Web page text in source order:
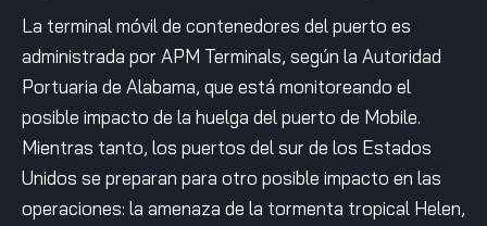
La terminal móvil de contenedores del puerto es
administrada por APM Terminals, según la Autoridad
Portuaria de Alabama, que está monitoreando el
posible impacto de la huelga del puerto de Mobile.
Mientras tanto, los puertos del sur de los Estados
Unidos se preparan para otro posible impacto en las
operaciones: la amenaza de la tormenta tropical Helen,